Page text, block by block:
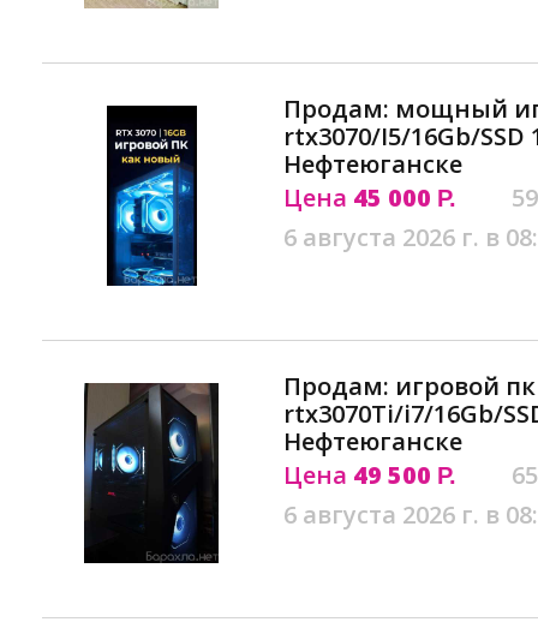
Продам: мощный
rtx3070/I5/16Gb/SSD
Нефтеюганске
Цена 45 000 Р.
6 августа 2026 г. в
Продам: игровой пк
rtx3070Ti/i7/16Gb/
Нефтеюганске
Цена 49 500 Р.
6 августа 2026 г. в